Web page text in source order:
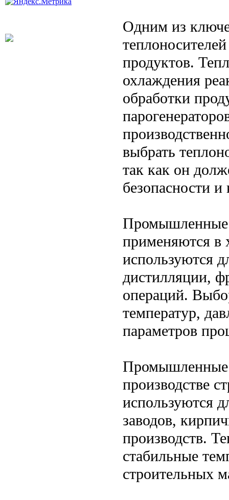
Одним из
продуктов.
охлаждения
обработки
выбрать
так как он
безопасности и
Промышленные
применяются в
используются
дистилляции,
операций.
температур,
параметров
Промышленные
производстве
используются
заводов,
производств.
стабильные
строительных